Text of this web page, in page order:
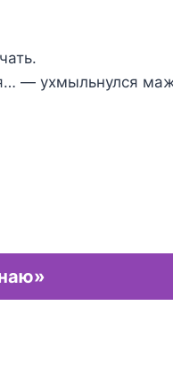
— ухмыльнулся